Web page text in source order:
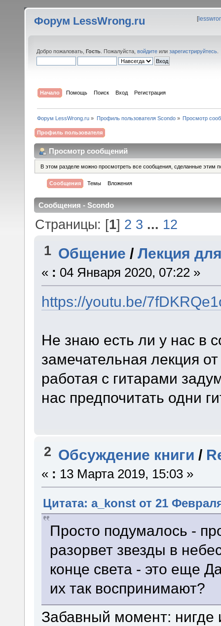
Форум LessWrong.ru [
Добро пожаловать, Гость . Пожалуйста, войдите или зарегистрируйтесь
Начало Помощь Поиск Вход Регистрация
Форум LessWrong.ru » Профиль пользователя Scondo» Просмотр
Профиль пользователя
Просмотр сообщений
В этом разделе можно просмотреть все сообщения, сделанные этим
Сообщения Темы Вложения
Сообщения - Scondo
Страницы: [1] 2 3 ... 12
1 Общение /Лекция
« : 04 Января 2020, 07:22 »
https://youtu.be/
Не знаю есть ли у нас в
замечательная лекция
работая с гитарами
нас предпочитать одни
2 Обсуждение книги /
« : 13 Марта 2019, 15:03 »
Цитата: a_konst от 21
Просто подумалось -
разорвет звезды в
конце света - это еще
их так воспринимают?
Забавный момент: нигде